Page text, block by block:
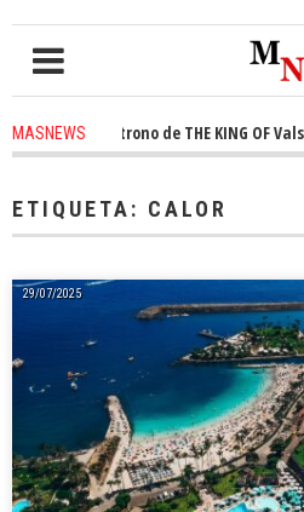
MASNEWS
el trono de THE KING OF
ETIQUETA: CALOR
29/07/2025